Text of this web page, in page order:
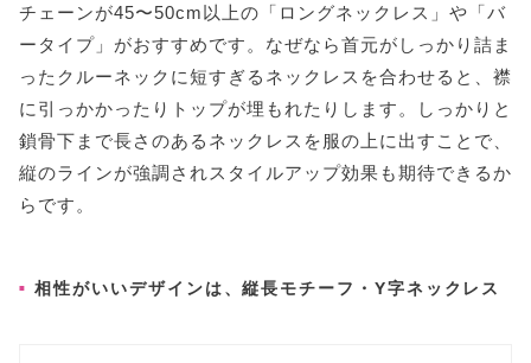
チェーンが45〜50cm以上の「ロングネックレス」や「バ
ータイプ」がおすすめです。なぜなら首元がしっかり詰ま
ったクルーネックに短すぎるネックレスを合わせると、襟
に引っかかったりトップが埋もれたりします。しっかりと
鎖骨下まで長さのあるネックレスを服の上に出すことで、
縦のラインが強調されスタイルアップ効果も期待できるか
らです。
相性がいいデザインは、縦長モチーフ・Y字ネックレス